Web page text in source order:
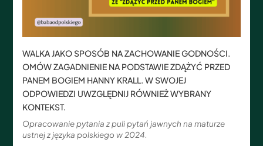
WALKA JAKO SPOSÓB NA ZACHOWANIE GODNOŚCI.
OMÓW ZAGADNIENIE NA PODSTAWIE ZDĄŻYĆ PRZED
PANEM BOGIEM HANNY KRALL. W SWOJEJ
ODPOWIEDZI UWZGLĘDNIJ RÓWNIEŻ WYBRANY
KONTEKST.
Opracowanie pytania z puli pytań jawnych na maturze
ustnej z języka polskiego w 2024.